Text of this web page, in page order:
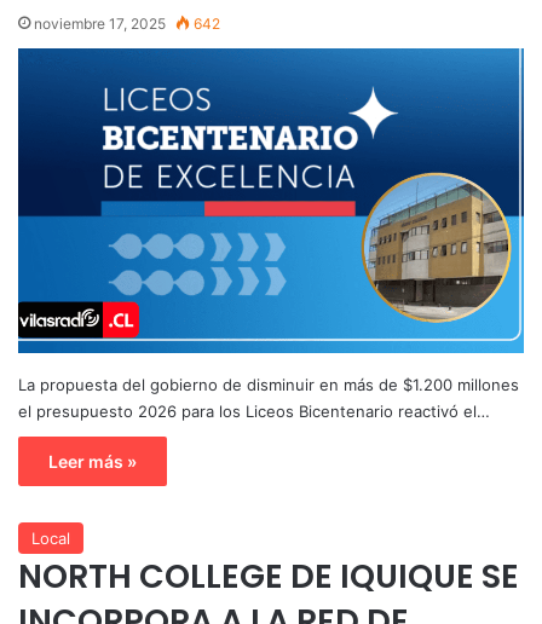
noviembre 17, 2025 642
La propuesta del gobierno de disminuir en más de $1.200 millones
el presupuesto 2026 para los Liceos Bicentenario reactivó el…
Leer más »
Local
NORTH COLLEGE DE IQUIQUE SE